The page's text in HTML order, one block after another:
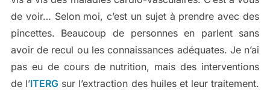
de voir… Selon moi, c’est un sujet à prendre avec des
pincettes. Beaucoup de personnes en parlent sans
avoir de recul ou les connaissances adéquates. Je n’ai
pas eu de cours de nutrition, mais des interventions
de l’ITERG sur l’extraction des huiles et leur traitement.